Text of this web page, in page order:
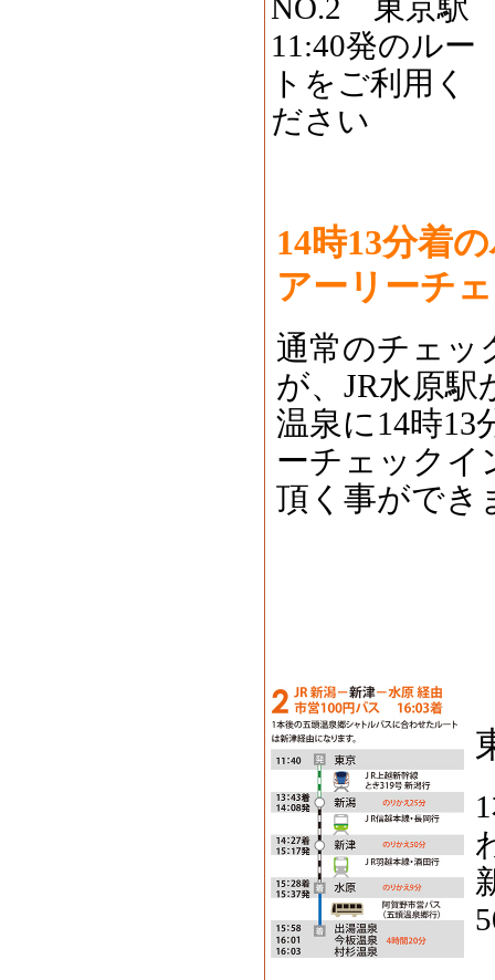
NO.2 東京駅
11:40発のルー
トをご利用く
ださい
14時13分着
アーリーチ
通常のチェッ
が、JR水原
温泉に14時13
ーチェックイ
頂く事ができ